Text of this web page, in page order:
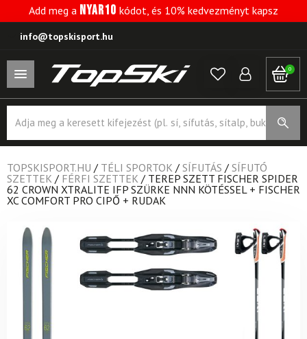
Add meg a NYAR10 kódot, és 10% kedvezményt kapsz
info@topskisport.hu
0
search
TOPSKISPORT.HU / TÉLI SPORTOK / SÍFUTÁS / SÍFUTÓ
SZETTEK / FÉRFI SZETTEK / TEREP SZETT FISCHER SPIDER
62 CROWN XTRALITE IFP SZÜRKE NNN KÖTÉSSEL + FISCHER
XC COMFORT PRO CIPŐ + RUDAK